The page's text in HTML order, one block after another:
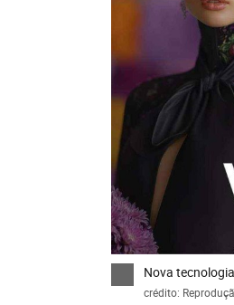
Nova
crédito: